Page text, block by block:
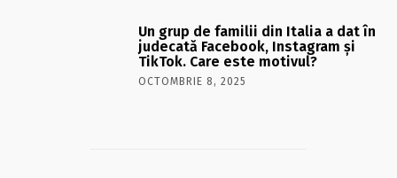
Un grup de familii din Italia a dat în
judecată Facebook, Instagram și
TikTok. Care este motivul?
OCTOMBRIE 8, 2025